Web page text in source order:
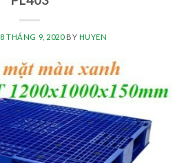
8 THÁNG 9, 2020BY HUYEN